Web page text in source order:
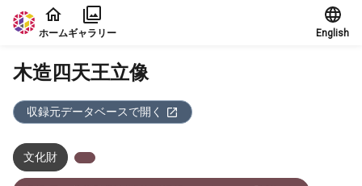
本文に飛ぶ
ホームギャラリー English
木造四天王立像
収録元データベースで開く
文化財